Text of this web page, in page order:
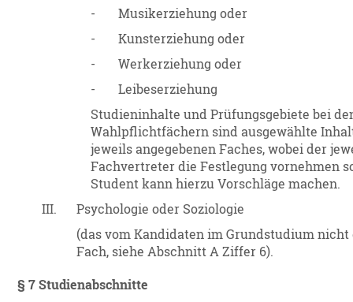
-
Musikerziehung oder
-
Kunsterziehung oder
-
Werkerziehung oder
-
Leibeserziehung
Studieninhalte und Prüfungsgebiete bei
Wahlpflichtfächern sind ausgewählte
jeweils angegebenen Faches, wobei der
Fachvertreter die Festlegung vornehmen
Student kann hierzu Vorschläge machen.
III.
Psychologie oder Soziologie
(das vom Kandidaten im Grundstudium nicht
Fach, siehe Abschnitt A Ziffer 6).
§ 7 Studienabschnitte